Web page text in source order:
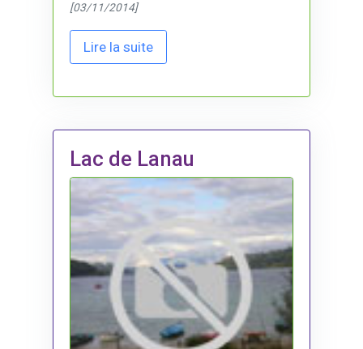
[03/11/2014]
Lire la suite
Lac de Lanau